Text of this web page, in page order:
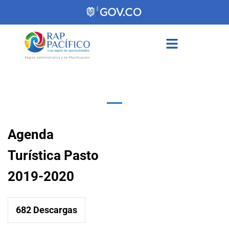
Agenda
Turística Pasto
2019-2020
682 Descargas